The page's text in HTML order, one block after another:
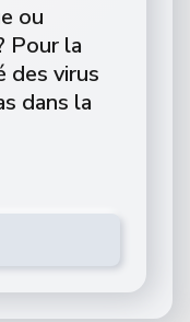
ou
Pour la
des virus
dans la